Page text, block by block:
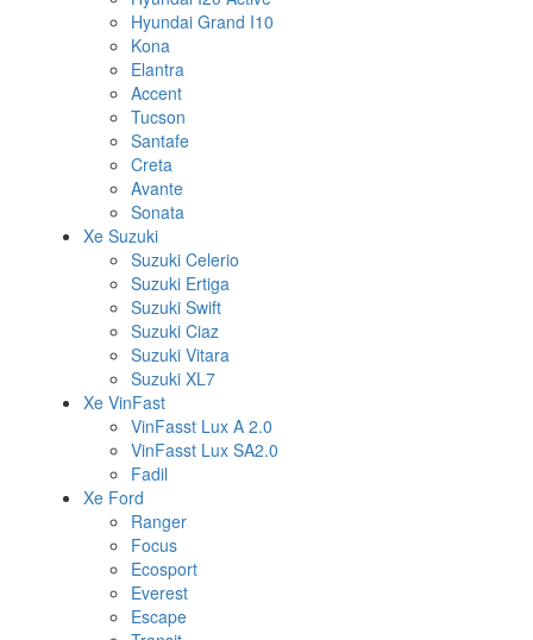
Hyundai Grand I10
Kona
Elantra
Accent
Tucson
Santafe
Creta
Avante
Sonata
Xe Suzuki
Suzuki Celerio
Suzuki Ertiga
Suzuki Swift
Suzuki Ciaz
Suzuki Vitara
Suzuki XL7
Xe VinFast
VinFasst Lux A 2.0
VinFasst Lux SA2.0
Fadil
Xe Ford
Ranger
Focus
Ecosport
Everest
Escape